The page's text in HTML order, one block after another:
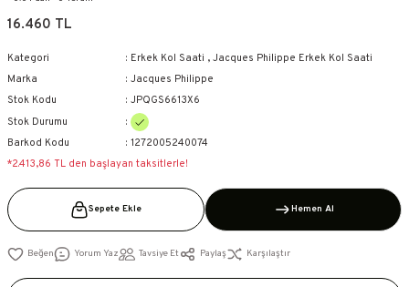
16.460 TL
Kategori Erkek Kol Saati , Jacques Philippe Erkek Kol Saati
Marka
Jacques Philippe
Stok Kodu
JPQGS6613X6
Stok Durumu
Barkod Kodu
1272005240074
*2.413,86 TL den başlayan taksitlerle!
Sepete Ekle Hemen Al
Yorum Yaz Tavsiye Et Paylaş Karşılaştır